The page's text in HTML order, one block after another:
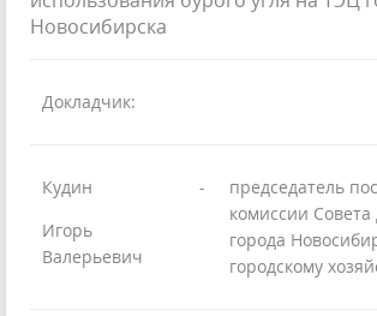
Новосибирска
Докладчик:
Кудин
Игорь
Валерьевич
-
председатель
комиссии Совета
города
городскому